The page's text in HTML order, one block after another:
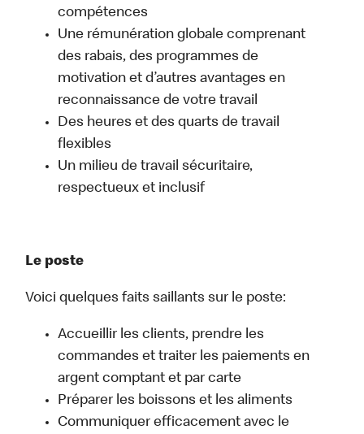
compétences
Une rémunération globale comprenant
des rabais, des programmes de
motivation et d’autres avantages en
reconnaissance de votre travail
Des heures et des quarts de travail
flexibles
Un milieu de travail sécuritaire,
respectueux et inclusif
Le poste
Voici quelques faits saillants sur le poste:
Accueillir les clients, prendre les
commandes et traiter les paiements en
argent comptant et par carte
Préparer les boissons et les aliments
Communiquer efficacement avec le